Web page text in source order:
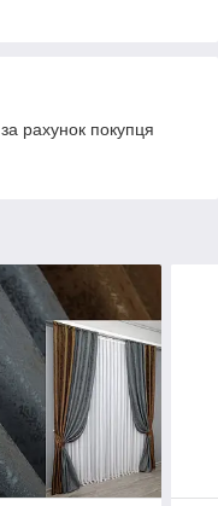
рахунок покупця